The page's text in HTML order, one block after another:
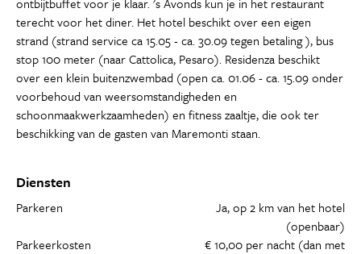
terecht voor het diner. Het hotel beschikt over een eigen
strand (strand service ca 15.05 - ca. 30.09 tegen betaling ), bus
stop 100 meter (naar Cattolica, Pesaro). Residenza beschikt
over een klein buitenzwembad (open ca. 01.06 - ca. 15.09 onder
voorbehoud van weersomstandigheden en
schoonmaakwerkzaamheden) en fitness zaaltje, die ook ter
beschikking van de gasten van Maremonti staan.
Diensten
Parkeren
Ja, op 2 km van het hotel
(openbaar)
Parkeerkosten
€ 10,00 per nacht (dan met